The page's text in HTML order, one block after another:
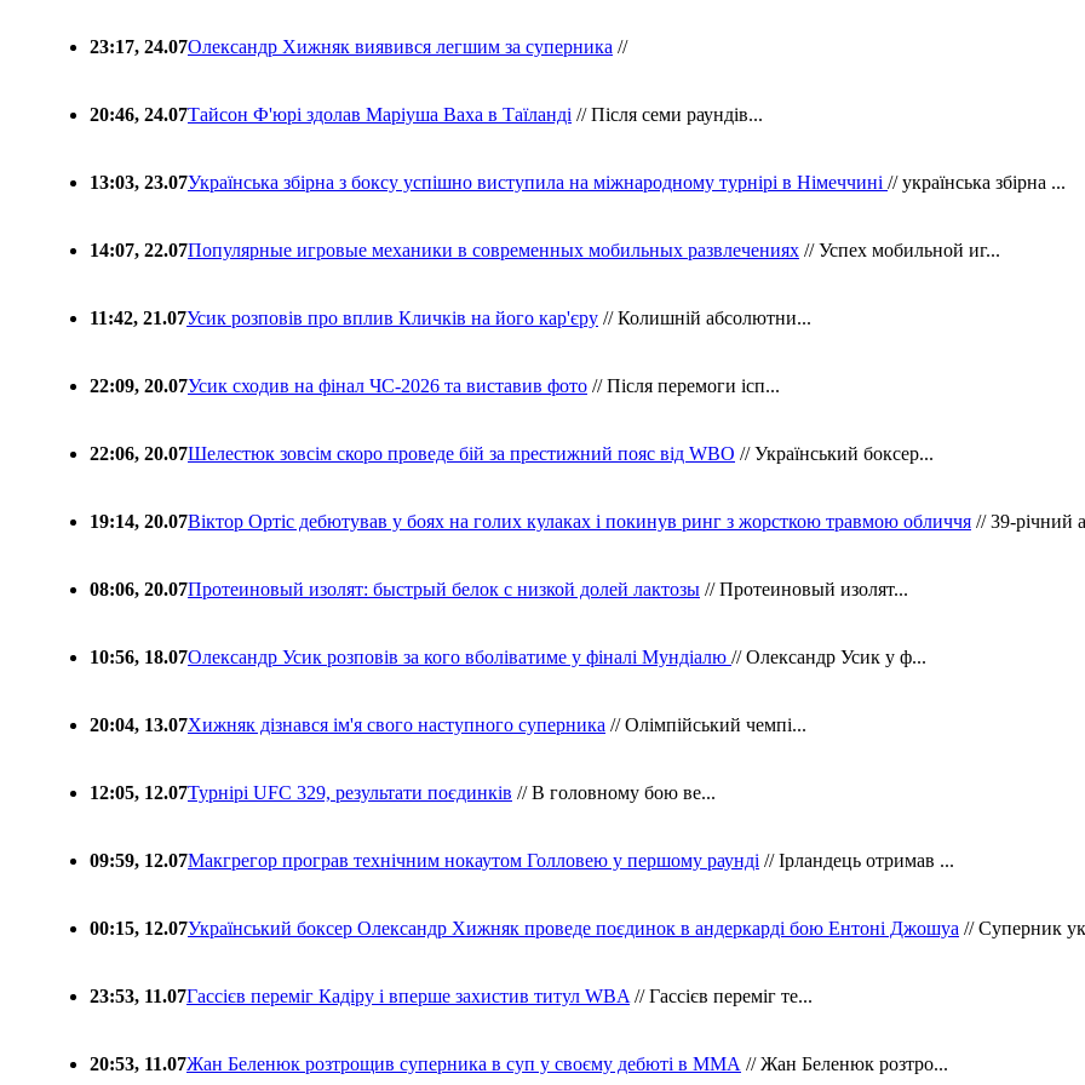
23:17, 24.07Олександр Хижняк виявився легшим за суперника //
20:46, 24.07Тайсон Ф'юрі здолав Маріуша Ваха в Таїланді // Після семи раундів...
13:03, 23.07Українська збірна з боксу успішно виступила на міжнародному турнірі в Німеччині // українська збірна ...
14:07, 22.07Популярные игровые механики в современных мобильных развлечениях // Успех мобильной иг...
11:42, 21.07Усик розповів про вплив Кличків на його кар'єру // Колишній абсолютни...
22:09, 20.07Усик сходив на фінал ЧС-2026 та виставив фото // Після перемоги ісп...
22:06, 20.07Шелестюк зовсім скоро проведе бій за престижний пояс від WBO // Український боксер...
19:14, 20.07Віктор Ортіс дебютував у боях на голих кулаках і покинув ринг з жорсткою травмою обличчя // 39-річний
08:06, 20.07Протеиновый изолят: быстрый белок с низкой долей лактозы // Протеиновый изолят...
10:56, 18.07Олександр Усик розповів за кого вболіватиме у фіналі Мундіалю // Олександр Усик у ф...
20:04, 13.07Хижняк дізнався ім'я свого наступного суперника // Олімпійський чемпі...
12:05, 12.07Турнірі UFC 329, результати поєдинків // В головному бою ве...
09:59, 12.07Макгрегор програв технічним нокаутом Голловею у першому раунді // Ірландець отримав ...
00:15, 12.07Український боксер Олександр Хижняк проведе поєдинок в андеркарді бою Ентоні Джошуа // Суперник
23:53, 11.07Гассієв переміг Кадіру і вперше захистив титул WBA // Гассієв переміг те...
20:53, 11.07Жан Беленюк розтрощив суперника в суп у своєму дебюті в ММА // Жан Беленюк розтро...